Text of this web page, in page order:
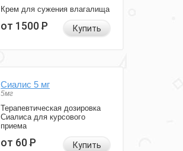
Крем для сужения влагалища
от 1500Р Купить
Сиалис 5 мг
5мг
Терапевтическая дозировка
Сиалиса для курсового
приема
от 60Р Купить